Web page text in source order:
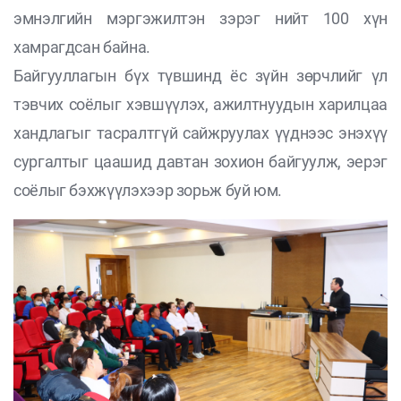
эмнэлгийн мэргэжилтэн зэрэг нийт 100 хүн
хамрагдсан байна.
Байгууллагын бүх түвшинд ёс зүйн зөрчлийг үл
тэвчих соёлыг хэвшүүлэх, ажилтнуудын харилцаа
хандлагыг тасралтгүй сайжруулах үүднээс энэхүү
сургалтыг цаашид давтан зохион байгуулж, эерэг
соёлыг бэхжүүлэхээр зорьж буй юм.